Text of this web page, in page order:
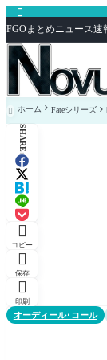

FGOまとめニュース速
 ホーム Fateシリーズ
SHARE:

コピー

保存

印刷
オーディール･コール